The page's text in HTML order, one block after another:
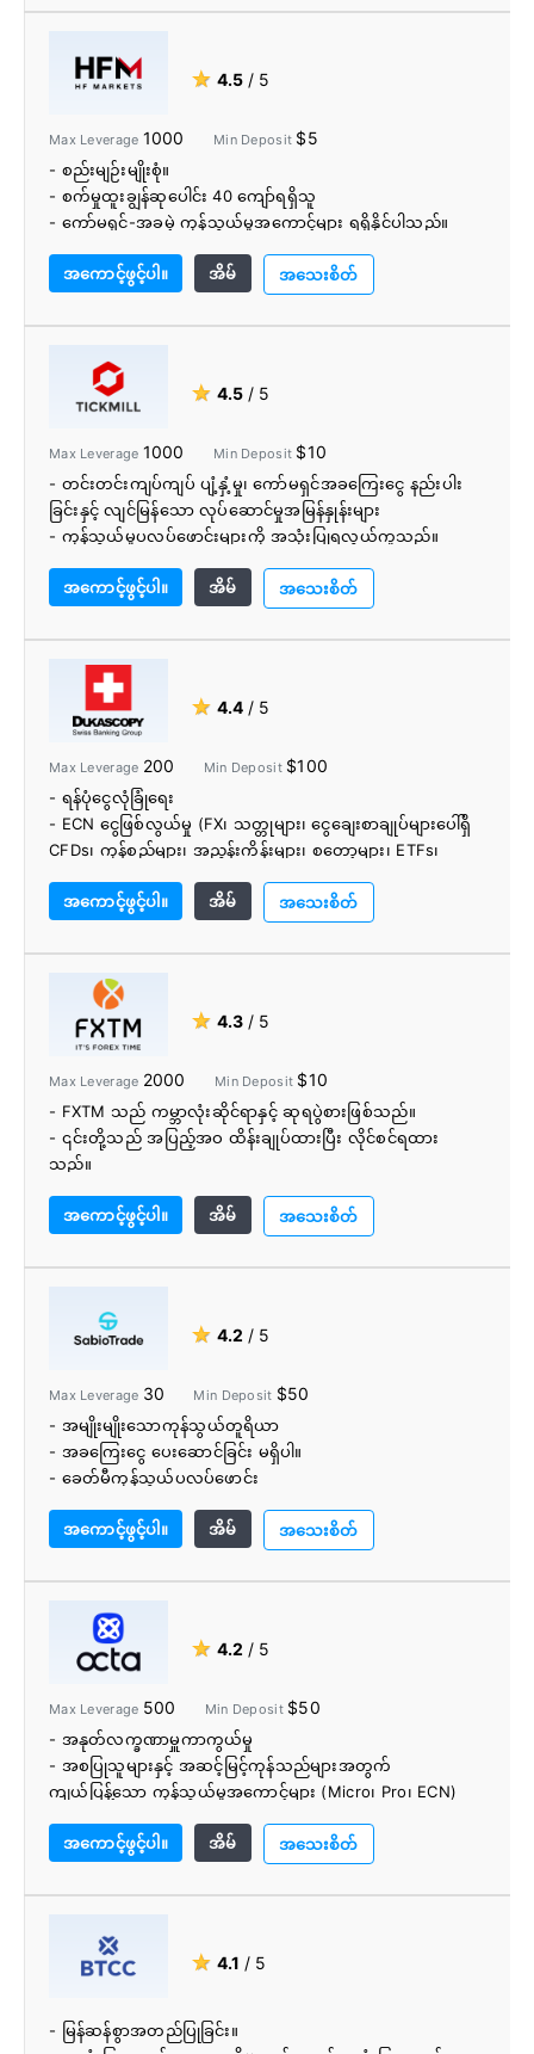
- VPS hosting
- MetaTrader အပိုပရိုဂရမ်များ။
★ 4.5 / 5
Max Leverage 1000 Min Deposit $5
- စည်းမျဉ်းမျိုးစုံ။
- စက်မှုထူးချွန်ဆုပေါင်း 40 ကျော်ရရှိသူ
- ကော်မရှင်-အခမဲ့ ကုန်သွယ်မှုအကောင့်များ ရရှိနိုင်ပါသည်။
အဝေးအချို့နှင့်အတူပွဲစား
- အလိုအလျောက်လွှဲပြောင်းခြင်း - ရန်ပုံငွေများကို ချက်ခြင်း
- ကူးသန်းရောင်းဝယ်ရေး ပံ့ပိုးမှု
- ဘာသာစကား 27 ကျော်ဖြင့် 24/5 သီးသန့်ပံ့ပိုးမှု
အကောင့်ဖွင့်ပါ။ အိမ် အသေးစိတ်
★ 4.5 / 5
Max Leverage 1000 Min Deposit $10
- တင်းတင်းကျပ်ကျပ် ပျံ့နှံ့မှု၊ ကော်မရှင်အခကြေးငွေ နည်းပါး
ခြင်းနှင့် လျင်မြန်သော လုပ်ဆောင်မှုအမြန်နှုန်းများ
- ကုန်သွယ်မှုပလပ်ဖောင်းများကို အသုံးပြုရလွယ်ကူသည်။
- အီလက်ထရွန်နစ်ဆက်သွယ်ရေးကွန်ရက် (ECN)
- ပုံသေနှင့် ပြောင်းလဲနိုင်သော ဖြန့်ကြက်အကောင့်များ
- ကော်မရှင်အခမဲ့အကောင့်များ
- အခမဲ့ VPS
- QuickDeal ကိရိယာ
- FxWire Pro Newsfeed
- အစ္စလာမ့်အကောင့်များ
- 24 နာရီဖောက်သည်ထောက်ခံမှု
အကောင့်ဖွင့်ပါ။ အိမ် အသေးစိတ်
★ 4.4 / 5
Max Leverage 200 Min Deposit $100
- ရန်ပုံငွေလုံခြုံရေး
- ECN ငွေဖြစ်လွယ်မှု (FX၊ သတ္တုများ၊ ငွေချေးစာချုပ်များပေါ်ရှိ
CFDs၊ ကုန်စည်များ၊ အညွှန်းကိန်းများ၊ စတော့များ၊ ETFs၊
- ဆွစ်ဇာလန်ဘဏ်လုပ်ငန်းလိုင်စင်နှင့် ဂျပန်နိုင်ငံ FSA
လက်အောက်ရှိ ခိုင်မာသောစည်းမျဉ်း။
- အပ်ငွေများကို 23 ငွေကြေးဖြင့် လက်ခံပါသည်။
- ပရော်ဖက်ရှင်နယ် တစ်ဦးတည်းပိုင် JForex ပလပ်ဖောင်းများ
- jForex API နှင့် FIX API ကို အခြေခံ၍ အလိုအလျောက်
ကုန်သွယ်မှု
ပြိုင်ပွဲများ၊ ဘောနပ်စ်များနှင့်ဘဏ်လုပ်ငန်းဝန်ဆောင်မှုများ။
- 24/6 ဖုန်းအရောင်းအ၀ယ်ပံ့ပိုးမှု
အကောင့်ဖွင့်ပါ။ အိမ် အသေးစိတ်
★ 4.3 / 5
Max Leverage 2000 Min Deposit $10
- FXTM သည် ကမ္ဘာလုံးဆိုင်ရာနှင့် ဆုရပွဲစားဖြစ်သည်။
- ၎င်းတို့သည် အပြည့်အဝ ထိန်းချုပ်ထားပြီး လိုင်စင်ရထား
သည်။
ယုံကြည်ကြသည်။
- ၎င်းတို့သည် ကုန်သည်အမျိုးအစားအားလုံးနှင့် ကိုက်ညီစေရန်
အကောင့်အမျိုးအစားများကို ပေးဆောင်သည်။
- ကျယ်ပြန့်သောငွေပေးချေမှုနည်းလမ်းများ
- အခမဲ့အပ်ငွေများနှင့် လက်ငင်းငွေထုတ်ခြင်း။
ရိုမိုးရှင်းများကို ပေးဆောင်သည်။
- ၎င်းတို့၏စျေးကွက်သုတေသနအဖွဲ့မှနေ့စဉ်စျေးကွက်
ခွဲခြမ်းစိတ်ဖြာ
အကောင့်ဖွင့်ပါ။ အိမ် အသေးစိတ်
★ 4.2 / 5
Max Leverage 30 Min Deposit $50
- အမျိုးမျိုးသောကုန်သွယ်တူရိယာ
- အခကြေးငွေ ပေးဆောင်ခြင်း မရှိပါ။
- ခေတ်မီကုန်သွယ်ပလပ်ဖောင်း
- ဖောက်သည်တွေကို ကောင်းကောင်းဂရုစိုက်တယ်။
- Malta Financial Services Authority (MFSA) နှင့်
Financial Conduct Authority (FCA) မှ ထိန်းညှိထားသည်။
အကောင့်ဖွင့်ပါ။ အိမ် အသေးစိတ်
★ 4.2 / 5
Max Leverage 500 Min Deposit $50
- အနုတ်လက္ခဏာမှူကာကွယ်မှု
- အစပြုသူများနှင့် အဆင့်မြင့်ကုန်သည်များအတွက်
ကျယ်ပြန့်သော ကုန်သွယ်မှုအကောင့်များ (Micro၊ Pro၊ ECN)
တွင် ကုန်သွယ်မှု
- ကော်မရှင် အပ်ငွေ သို့မဟုတ် ထုတ်ယူမှု ရွေးချယ်စရာများနှင့်
ငွေကြေးလဲလှယ်မှုတွင် မရှိပါ။
- အလဲအလှယ်များ မပေးရပါ။
- ကူးသန်းရောင်းဝယ်မှု၊ အပိုဆုကြေးများ နှင့် ကျယ်ပြန့်သော
အကောင့်ဖွင့်ပါ။ အိမ် အသေးစိတ်
★ 4.1 / 5
- မြန်ဆန်စွာအတည်ပြုခြင်း။